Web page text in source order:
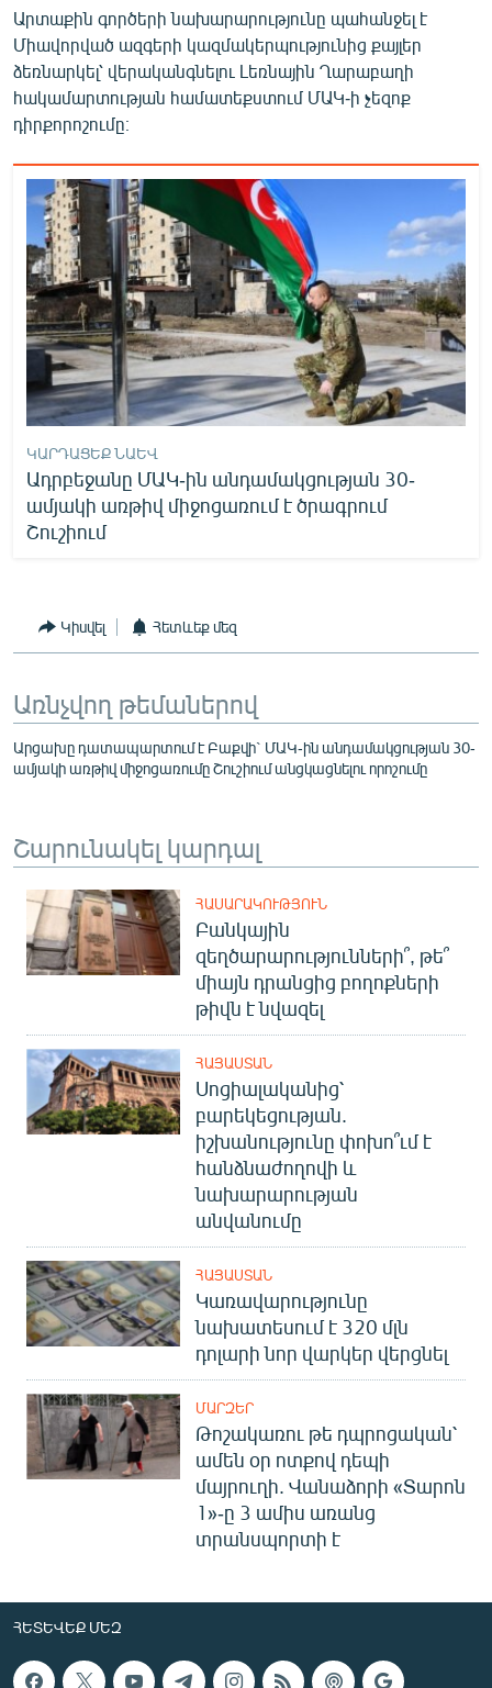
Արտաքին գործերի նախարարությունը պահանջել է
Միավորված ազգերի կազմակերպությունից քայլեր
ձեռնարկել՝ վերականգնելու Լեռնային Ղարաբաղի
հակամարտության համատեքստում ՄԱԿ-ի չեզոք
դիրքորոշումը։
ԿԱՐԴԱՑԵՔ ՆԱԵՎ
Ադրբեջանը ՄԱԿ-ին անդամակցության 30-
ամյակի առթիվ միջոցառում է ծրագրում
Շուշիում
Կիսվել Հետևեք մեզ
Առնչվող թեմաներով
Արցախը դատապարտում է Բաքվի` ՄԱԿ-ին անդամակցության 30-
ամյակի առթիվ միջոցառումը Շուշիում անցկացնելու որոշումը
Շարունակել կարդալ
ՀԱՍԱՐԱԿՈՒԹՅՈՒՆ
Բանկային
զեղծարարությունների՞, թե՞
միայն դրանցից բողոքների
թիվն է նվազել
ՀԱՅԱՍՏԱՆ
Սոցիալականից՝
բարեկեցության.
իշխանությունը փոխո՞ւմ է
հանձնաժողովի և
նախարարության
անվանումը
ՀԱՅԱՍՏԱՆ
Կառավարությունը
նախատեսում է 320 մլն
դոլարի նոր վարկեր վերցնել
ՄԱՐԶԵՐ
Թոշակառու թե դպրոցական՝
ամեն օր ոտքով դեպի
մայրուղի. Վանաձորի «Տարոն
1»-ը 3 ամիս առանց
տրանսպորտի է
ՀԵՏԵՎԵՔ ՄԵԶ